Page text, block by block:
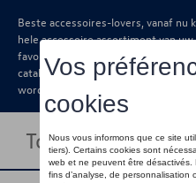
Beste accessoires-lovers, vanaf nu
hele accessoire assortiment van uw
favoriete merk terugvinden in de
catalogus. Deze kunnen steeds
worden via uw dealer.
Toggle navigation